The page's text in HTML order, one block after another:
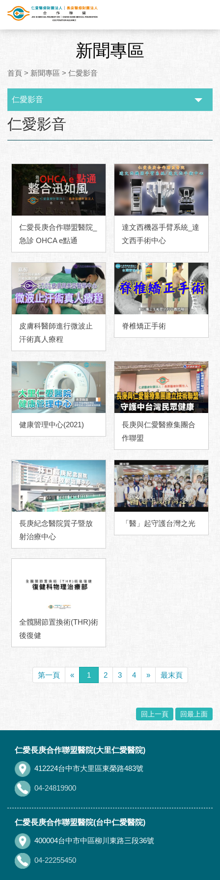
新聞專區
首頁 > 新聞專區 > 仁愛影音
仁愛影音
:::
仁愛影音
仁愛長庚合作聯盟醫院_
急診 OHCA e點通
達文西機器手臂系統_達
文西手術中心
皮膚科醫師進行微波止
汗術真人療程
脊椎矯正手術
健康管理中心(2021)
長庚與仁愛醫療集團合
作聯盟
長庚紀念醫院質子暨放
射治療中心
「醫」起守護台灣之光
全髖關節置換術(THR)術
後復健
第一頁 « 1 2 3 4 » 最末頁
回上一頁 回最上面
仁愛長庚合作聯盟醫院(大里仁愛醫院)
412224台中市大里區東榮路483號
04-24819900
仁愛長庚合作聯盟醫院(台中仁愛醫院)
400004台中市中區柳川東路三段36號
04-22255450